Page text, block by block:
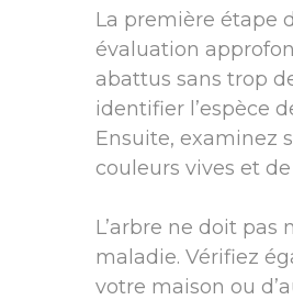
La première étape
évaluation
abattus sans trop
identifier l’espèce
Ensuite, examinez
couleurs vives et
L’arbre ne doit
maladie. Vérifiez
votre maison ou